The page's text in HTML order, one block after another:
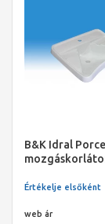
B&K Idral
Értékelje elsőként
web ár